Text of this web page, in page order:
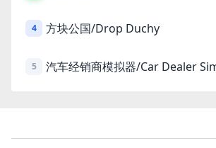
4 方块公国/Drop Duchy
5 汽车经销商模拟器/Car Dealer